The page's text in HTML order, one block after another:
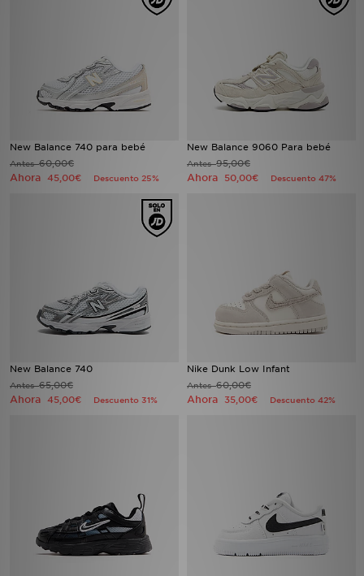
New Balance 740 para bebé
Antes60,00€
Ahora 45,00€ Descuento 25%
New Balance 9060 Para bebé
Antes95,00€
Ahora 50,00€ Descuento 47%
New Balance 740
Antes65,00€
Ahora 45,00€ Descuento 31%
Nike Dunk Low Infant
Antes60,00€
Ahora 35,00€ Descuento 42%